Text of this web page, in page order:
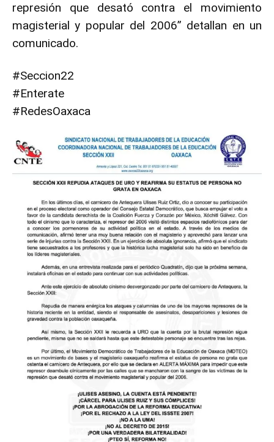
represión que desató contra el movimiento
magisterial y popular del 2006” detallan en un
comunicado.
#Seccion22
#Enterate
#RedesOaxaca